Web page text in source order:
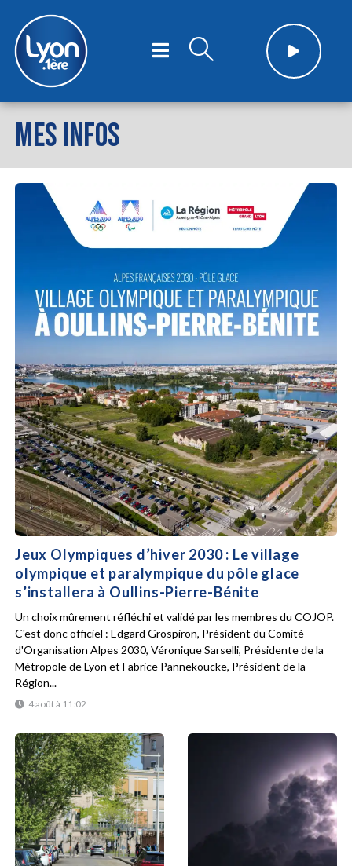
MES INFOS
Jeux Olympiques d’hiver 2030 : Le village
olympique et paralympique du pôle glace
s’installera à Oullins-Pierre-Bénite
4 août à 11:02
Un choix mûrement réfléchi et validé par les membres du COJOP.
C'est donc officiel : Edgard Grospiron, Président du Comité
d'Organisation Alpes 2030, Véronique Sarselli, Présidente de la
Métropole de Lyon et Fabrice Pannekoucke, Président de la
Région...